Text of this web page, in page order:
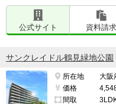
公式サイト 資料請求
サンクレイドル鶴見緑地公園
所在地
大阪
価格
間取